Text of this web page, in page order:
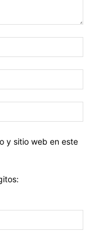
y sitio web en este